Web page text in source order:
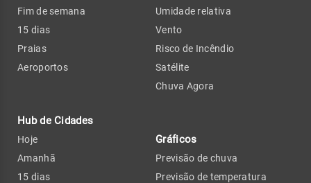
Fim de semana
15 dias
Praias
Aeroportos
Hub de Cidades
Hoje
Amanhã
15 dias
Umidade relativa
Vento
Risco de Incêndio
Satélite
Chuva Agora
Gráficos
Previsão de chuva
Previsão de temperatura